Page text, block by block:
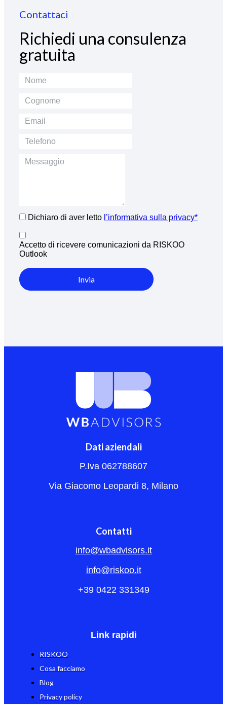
Contattaci
Richiedi una consulenza
gratuita
Dichiaro di aver letto l’informativa sulla privacy*
Accetto di ricevere comunicazioni da RISKOO
Outlook
Invia
Dati aziendali
P.Iva 062788607
Via Giacomo Leopardi 8, Milano
Contatti
info@wbadvisors.it
info@riskoo.it
+39 0422 331349
Link rapidi
RISKOO
Cosa facciamo
Blog
Privacy policy